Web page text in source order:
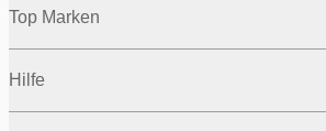
Top Marken
Hilfe